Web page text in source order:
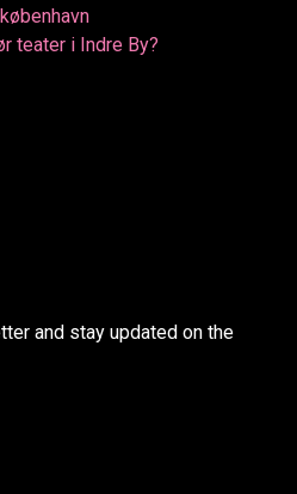
teater i Indre By?
and stay updated on the